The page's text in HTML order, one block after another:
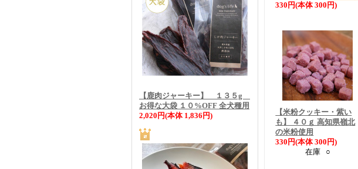
【鹿肉ジャーキー】 １３５g
お得な大袋 １０%OFF 全犬種用
2,020円(本体 1,836円)
330円(本体 300円)
【米粉クッキー・紫い
も】 ４０ｇ 高知県嶺北
の米粉使用
330円(本体 300円)
在庫 ○